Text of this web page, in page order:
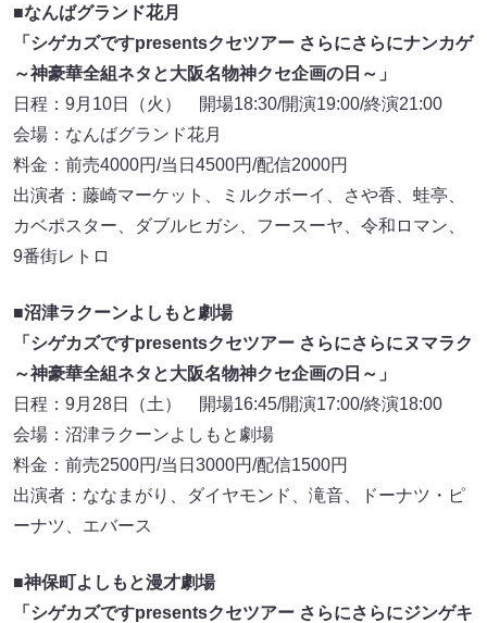
■なんばグランド花月
「シゲカズですpresentsクセツアー さらにさらにナンカゲ
～神豪華全組ネタと大阪名物神クセ企画の日～」
日程：9月10日（火） 開場18:30/開演19:00/終演21:00
会場：なんばグランド花月
料金：前売4000円/当日4500円/配信2000円
出演者：藤崎マーケット、ミルクボーイ、さや香、蛙亭、
カベポスター、ダブルヒガシ、フースーヤ、令和ロマン、
9番街レトロ
■沼津ラクーンよしもと劇場
「シゲカズですpresentsクセツアー さらにさらにヌマラク
～神豪華全組ネタと大阪名物神クセ企画の日～」
日程：9月28日（土） 開場16:45/開演17:00/終演18:00
会場：沼津ラクーンよしもと劇場
料金：前売2500円/当日3000円/配信1500円
出演者：ななまがり、ダイヤモンド、滝音、ドーナツ・ピ
ーナツ、エバース
■神保町よしもと漫才劇場
「シゲカズですpresentsクセツアー さらにさらにジンゲキ